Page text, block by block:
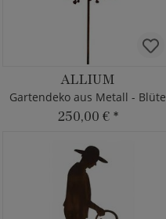
ALLIUM
Gartendeko aus Metall - Blüte
250,00 € *